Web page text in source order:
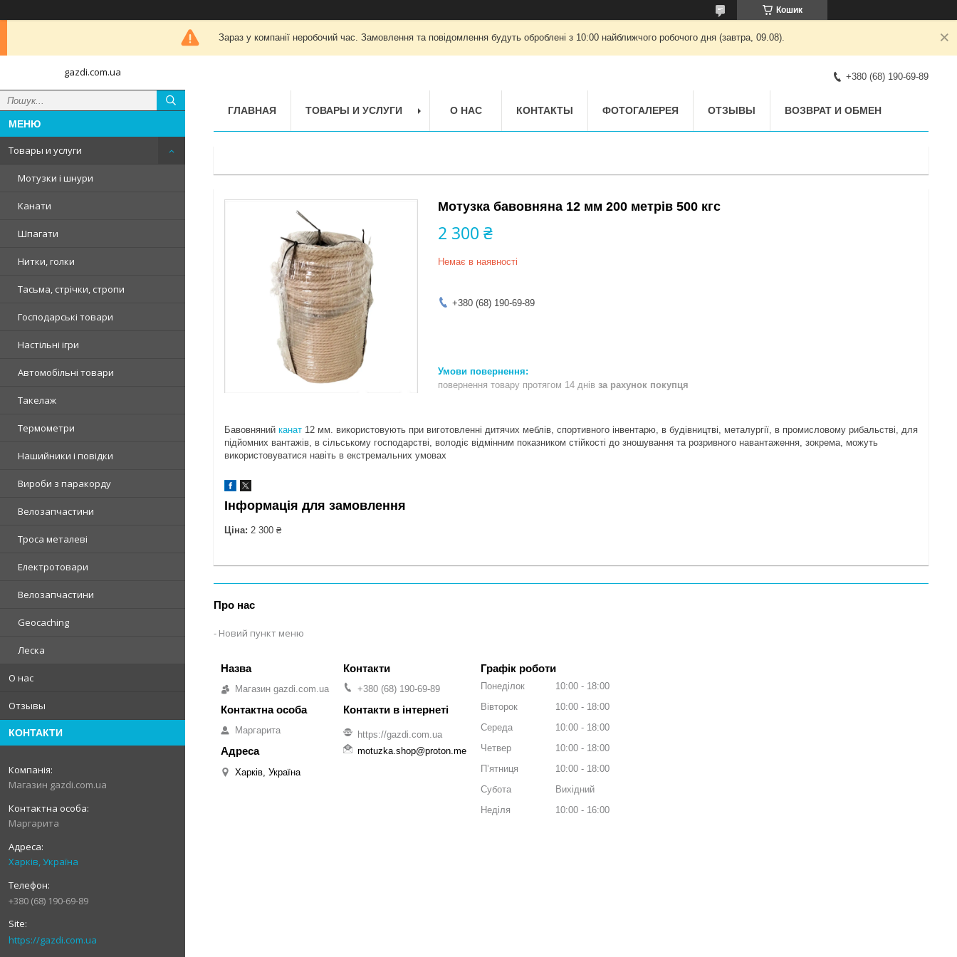
Кошик
Зараз у компанії неробочий час. Замовлення та повідомлення будуть оброблені з 10:00 найближчого робочого дня (завтра, 09.08).
gazdi.com.ua
Товары и услуги
Мотузки і шнури
Канати
Шпагати
Нитки, голки
Тасьма, стрічки, стропи
Господарські товари
Настільні ігри
Автомобільні товари
Такелаж
Термометри
Нашийники і повідки
Вироби з паракорду
Велозапчастини
Троса металеві
Електротовари
Велозапчастини
Geocaching
Леска
О нас
Отзывы
КОНТАКТИ
Магазин gazdi.com.ua
Маргарита
Харків, Україна
+380 (68) 190-69-89
https://gazdi.com.ua
+380 (68) 190-69-89
ГЛАВНАЯ ТОВАРЫ И УСЛУГИ О НАС КОНТАКТЫ ФОТОГАЛЕРЕЯ ОТЗЫВЫ ВОЗВРАТ И ОБМЕН
Мотузка бавовняна 12 мм 200 метрів 500 кгс
2 300 ₴
Немає в наявності
+380 (68) 190-69-89
повернення товару протягом 14 днів за рахунок покупця
Бавовняний канат 12 мм. використовують при виготовленні дитячих меблів, спортивного інвентарю, в будівництві, металургії, в промисловому рибальстві, для
підйомних вантажів, в сільському господарстві, володіє відмінним показником стійкості до зношування та розривного навантаження, зокрема, можуть
використовуватися навіть в екстремальних умовах
Інформація для замовлення
Ціна: 2 300 ₴
Про нас
Новий пункт меню
Магазин gazdi.com.ua
Маргарита
Харків, Україна
+380 (68) 190-69-89
https://gazdi.com.ua
motuzka.shop@proton.me
Графік роботи
Понеділок 10:00
18:00
Вівторок
10:00
18:00
Середа
10:00
18:00
Четвер
10:00
18:00
Пʼятниця
10:00
18:00
Субота
Вихідний
Неділя
10:00 16:00